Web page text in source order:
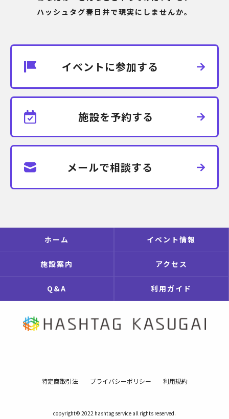
ハッシュタグ春日井で現実にしませんか。
イベントに参加する
施設を予約する
メールで相談する
ホーム イベント情報
施設案内 アクセス
Q&A 利用ガイド
特定商取引法 プライバシーポリシー 利用規約
copyright© 2022 hashtag service all rights reserved.